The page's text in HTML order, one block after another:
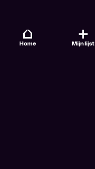
Home Mijn lijst